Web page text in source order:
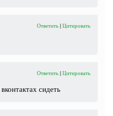
Ответить |Цитировать
Ответить |Цитировать
сидеть